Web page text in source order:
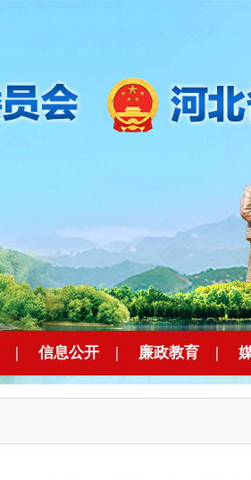
| 信息公开 | 廉政教育 |